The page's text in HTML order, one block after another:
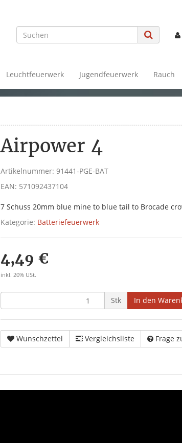
Leuchtfeuerwerk Jugendfeuerwerk Rauch
Airpower 4
Artikelnummer: 91441-PGE-BAT
EAN: 571092437104
7 Schuss 20mm blue mine to blue tail to Brocade
Kategorie: Batteriefeuerwerk
4,49 €
inkl. 20% USt.
Stk In den
Wunschzettel Vergleichsliste Frage